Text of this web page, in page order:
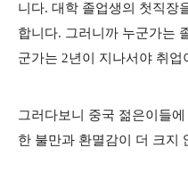
니다. 대학 졸업생의 첫직장
합니다. 그러니까 누군가는
군가는 2년이 지나서야 취업
그러다보니 중국 젊은이들
한 불만과 환멸감이 더 크지